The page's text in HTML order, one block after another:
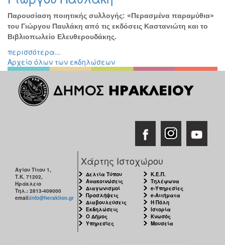
Παρουσίαση ποιητικής συλλογής: «Περασμένα παραμύθια»
του Γιώργου Παυλάκη από τις εκδόσεις Καστανιώτη και το
Βιβλιοπωλείο Ελευθερουδάκης.
περισσότερα...
Αρχείο όλων των εκδηλώσεων
Αγίου Τίτου 1,
Τ.Κ. 71202,
Ηράκλειο
Τηλ.: 2813-409000
email:info@heraklion.gr
Χάρτης Ιστοχώρου
Δελτία Τύπου
Ανακοινώσεις
Διαγωνισμοί
Προσλήψεις
Διαβουλεύσεις
Εκδηλώσεις
Ο Δήμος
Υπηρεσίες
Κ.Ε.Π.
Τηλέφωνα
e-Υπηρεσίες
e-Αιτήματα
Η Πόλη
Ιστορία
Κνωσός
Μουσεία